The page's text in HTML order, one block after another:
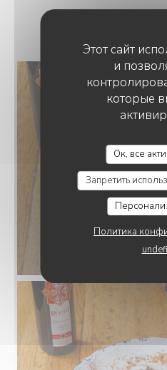
Этот сайт
и
которые
Ок, все
Запретить
Политика
LE